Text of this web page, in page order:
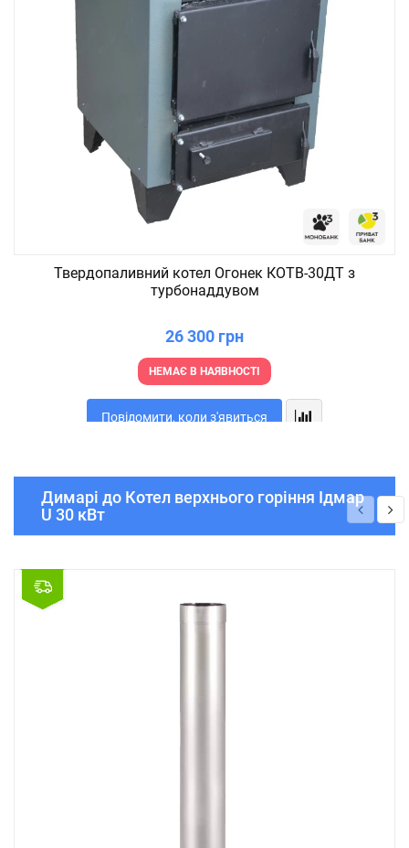
Твердопаливний котел Огонек КОТВ-30ДТ з
турбонаддувом
26 300 грн
НЕМАЄ В НАЯВНОСТІ
Повідомити, коли з'явиться
Димарі до Котел верхнього горіння Ідмар
U 30 кВт